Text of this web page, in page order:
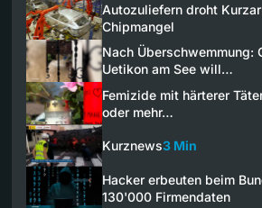
Autozuliefern droht
Chipmangel
Nach Überschwemmung:
Uetikon am See will…
Femizide mit härterer
oder mehr…
Kurznews3 Min
Hacker erbeuten beim
130'000 Firmendaten